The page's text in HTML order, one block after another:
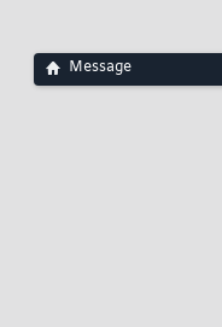
Message